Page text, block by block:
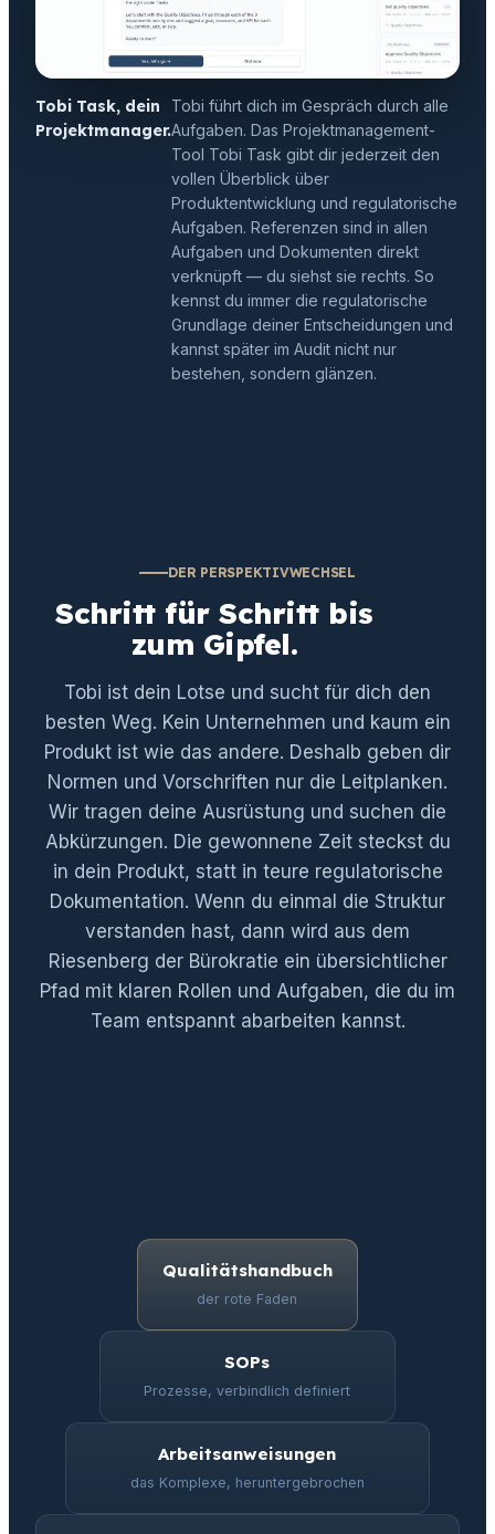
Tobi Task, dein
Projektmanager.
Tobi führt dich im Gespräch durch alle
Aufgaben. Das Projektmanagement-
Tool Tobi Task gibt dir jederzeit den
vollen Überblick über
Produktentwicklung und regulatorische
Aufgaben. Referenzen sind in allen
Aufgaben und Dokumenten direkt
verknüpft — du siehst sie rechts. So
kennst du immer die regulatorische
Grundlage deiner Entscheidungen und
kannst später im Audit nicht nur
bestehen, sondern glänzen.
DER PERSPEKTIVWECHSEL
Schritt für Schritt bis
zum Gipfel.
Tobi ist dein Lotse und sucht für dich den
besten Weg. Kein Unternehmen und kaum ein
Produkt ist wie das andere. Deshalb geben dir
Normen und Vorschriften nur die Leitplanken.
Wir tragen deine Ausrüstung und suchen die
Abkürzungen. Die gewonnene Zeit steckst du
in dein Produkt, statt in teure regulatorische
Dokumentation. Wenn du einmal die Struktur
verstanden hast, dann wird aus dem
Riesenberg der Bürokratie ein übersichtlicher
Pfad mit klaren Rollen und Aufgaben, die du im
Team entspannt abarbeiten kannst.
Qualitätshandbuch
der rote Faden
SOPs
Prozesse, verbindlich definiert
Arbeitsanweisungen
das Komplexe, heruntergebrochen